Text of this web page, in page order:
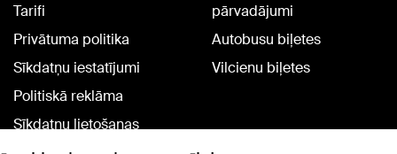
Tarifi
Privātuma politika
Sīkdatņu iestatījumi
Politiskā reklāma
Sīkdatņu lietošanas
pārvadājumi
Autobusu biļetes
Vilcienu biļetes